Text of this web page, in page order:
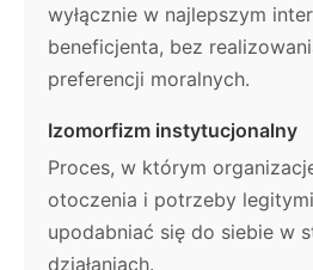
wyłącznie w najlepszym
beneficjenta, bez
preferencji moralnych.
Izomorfizm instytucjonalny
Proces, w którym
otoczenia i potrzeby
upodabniać się do siebie w
działaniach.